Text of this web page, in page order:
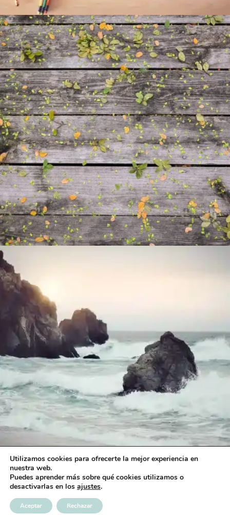
Pattern
Sea Side
© 2026 - WordPress Theme byKadence Themes
Utilizamos cookies para ofrecerte la mejor experiencia en
nuestra web.
Puedes aprender más sobre qué cookies utilizamos o
desactivarlas en los ajustes.
Aceptar Rechazar